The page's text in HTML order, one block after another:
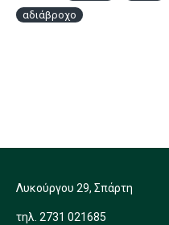
αδιάβροχο
Λυκούργου 29, Σπάρτη
τηλ. 2731 021685